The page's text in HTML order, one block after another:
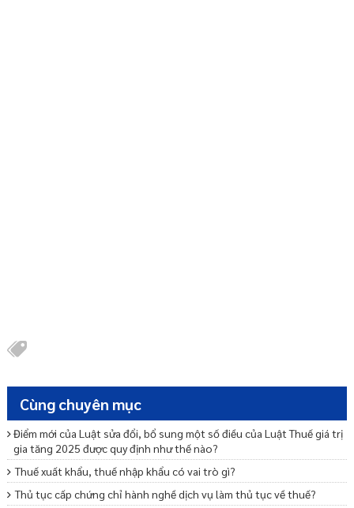
Cùng chuyên mục
Điểm mới của Luật sửa đổi, bổ sung một số điều của Luật Thuế giá trị
gia tăng 2025 được quy định như thế nào?
Thuế xuất khẩu, thuế nhập khẩu có vai trò gì?
Thủ tục cấp chứng chỉ hành nghề dịch vụ làm thủ tục về thuế?